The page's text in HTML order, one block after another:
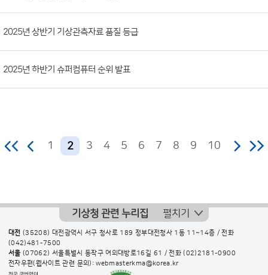
2025년 상반기 기상관측자료 품질 등급
2025년 하반기 슈퍼컴퓨터 순위 발표
1 2 3 4 5 6 7 8 9 10
기상청 관련 누리집 펼치기
대전 (35208) 대전광역시 서구 청사로 189 정부대전청사 1동 11~14층 / 전화
(042)481-7500
서울 (07062) 서울특별시 동작구 여의대방로16길 61 / 전화(02)2181-0900
전자우편(웹사이트 관련 문의): webmasterkma@korea.kr